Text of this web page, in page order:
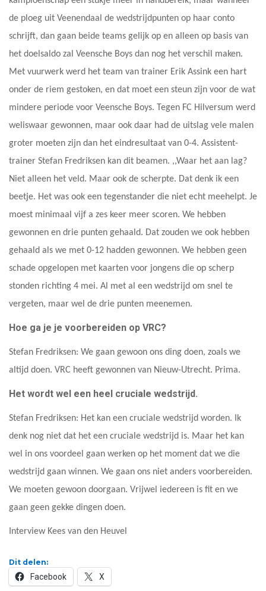
de ploeg uit Veenendaal de wedstrijdpunten op haar conto
schrijft, dan gaan beide teams gelijk op en alleen op basis van
het doelsaldo zal Veensche Boys dan nog het verschil maken.
Met vuurwerk werd het team van trainer Erik Assink een hart
onder de riem gestoken, en dat moet een steun zijn voor de wat
mindere periode voor Veensche Boys. Tegen FC Hilversum werd
weliswaar gewonnen, maar ook daar had de uitslag vele malen
groter moeten zijn dan het eindresultaat van 0-4. Assistent-
trainer Stefan Fredriksen kan dit beamen. ,,Waar het aan lag?
Niet alleen het veld. Maar ook de scherpte. Dat denk ik een
beetje. Het was ook een tegenstander die niet echt meehelpt. Je
moest minimaal vijf a zes keer meer scoren. We hebben
gewonnen en drie punten gehaald. Dat zouden we ook hebben
gehaald als we met 0-12 hadden gewonnen. We hebben geen
schade opgelopen met kaarten voor jongens die op scherp
stonden richting 4 mei. Al met al een wedstrijd om snel te
vergeten, maar wel de drie punten meenemen.
Hoe ga je je voorbereiden op VRC?
Stefan Fredriksen: We gaan gewoon ons ding doen, zoals we
altijd doen. VRC heeft gewonnen van Nieuw-Utrecht. Prima.
Het wordt wel een heel cruciale wedstrijd.
Stefan Fredriksen: Het kan een cruciale wedstrijd worden. Ik
denk nog niet dat het een cruciale wedstrijd is. Maar het kan
wel in ons voordeel gaan werken op het moment dat we die
wedstrijd gaan winnen. We gaan ons niet anders voorbereiden.
We moeten gewoon doorgaan. Vrijwel iedereen is fit en we
gaan geen gekke dingen doen.
Interview Kees van den Heuvel
Dit delen:
Facebook X